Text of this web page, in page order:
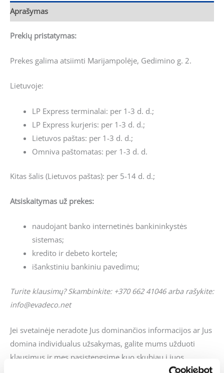
Aprašymas
Prekių pristatymas:
Prekes galima atsiimti Marijampolėje, Gedimino g. 2.
Lietuvoje:
LP Express terminalai: per 1-3 d. d.;
LP Express kurjeris: per 1-3 d. d.;
Lietuvos paštas: per 1-3 d. d.;
Omniva paštomatas: per 1-3 d. d.
Kitas šalis (Lietuvos paštas): per 5-14 d. d.;
Atsiskaitymas už prekes:
naudojant banko internetinės bankininkystės
sistemas;
kredito ir debeto kortele;
išankstiniu bankiniu pavedimu;
Turite klausimų? Skambinkite: +370 662 41046 arba rašykite:
info@evadeco.net
Jei svetainėje neradote Jus dominančios informacijos ar Jus
domina individualus užsakymas, galite mums užduoti
klausimus ir mes pasistengsime kuo skubiau į juos